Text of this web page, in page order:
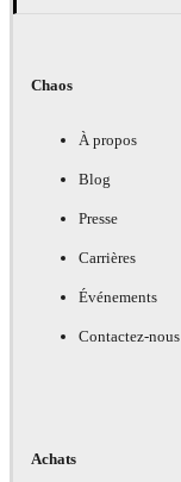
Chaos
À propos
Blog
Presse
Carrières
Événements
Contactez-nous
Achats